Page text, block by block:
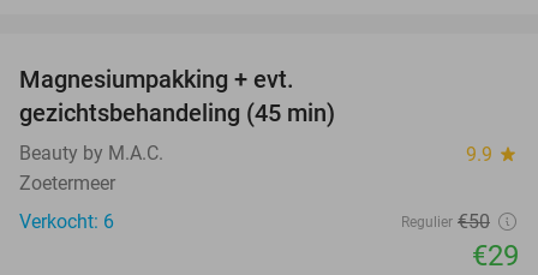
Magnesiumpakking + evt.
gezichtsbehandeling (45 min)
Beauty by M.A.C. 9.9 star
Zoetermeer
Verkocht: 6
Regulier €50
€29